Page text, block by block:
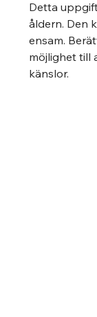
Detta
åldern. Den
ensam.
möjlighet till
känslor.